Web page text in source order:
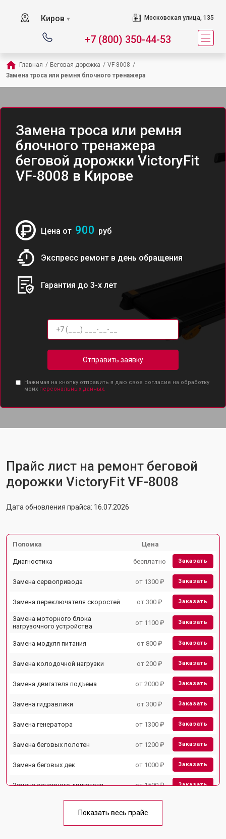
Киров ▼ Московская улица, 135
+7 (800) 350-44-53
Главная / Беговая дорожка / VF-8008 /
Замена троса или ремня блочного тренажера
Замена троса или ремня
блочного тренажера
беговой дорожки VictoryFit
VF-8008 в Кирове
Цена от 900 руб
Экспресс ремонт в день обращения
Гарантия до 3-х лет
Отправить заявку
Нажимая на кнопку отправить я даю свое согласие на обработку
моих персональных данных.
Прайс лист на ремонт беговой
дорожки VictoryFit VF-8008
Дата обновления прайса: 16.07.2026
Поломка Цена
Диагностика бесплатно Заказать
Замена сервопривода от 1300 ₽ Заказать
Замена переключателя скоростей от 300 ₽ Заказать
Замена моторного блока
нагрузочного устройства
от 1100 ₽ Заказать
Замена модуля питания от 800 ₽ Заказать
Замена колодочной нагрузки от 200 ₽ Заказать
Замена двигателя подъема от 2000 ₽ Заказать
Замена гидравлики от 300 ₽ Заказать
Замена генератора от 1300 ₽ Заказать
Замена беговых полотен от 1200 ₽ Заказать
Замена беговых дек от 1000 ₽ Заказать
Замена основного двигателя от 1500 ₽ Заказать
Замена платы управления от 800 ₽
Показать весь прайс